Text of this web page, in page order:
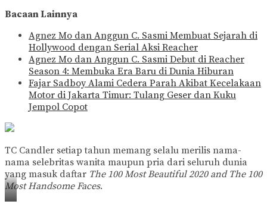
Bacaan Lainnya
Agnez Mo dan Anggun C. Sasmi Membuat Sejarah di
Hollywood dengan Serial Aksi Reacher
Agnez Mo dan Anggun C. Sasmi Debut di Reacher
Season 4: Membuka Era Baru di Dunia Hiburan
Fajar Sadboy Alami Cedera Parah Akibat Kecelakaan
Motor di Jakarta Timur: Tulang Geser dan Kuku
Jempol Copot
TC Candler setiap tahun memang selalu merilis nama-
nama selebritas wanita maupun pria dari seluruh dunia
yang masuk daftar The 100 Most Beautiful 2020 and The 100
Most Handsome Faces.